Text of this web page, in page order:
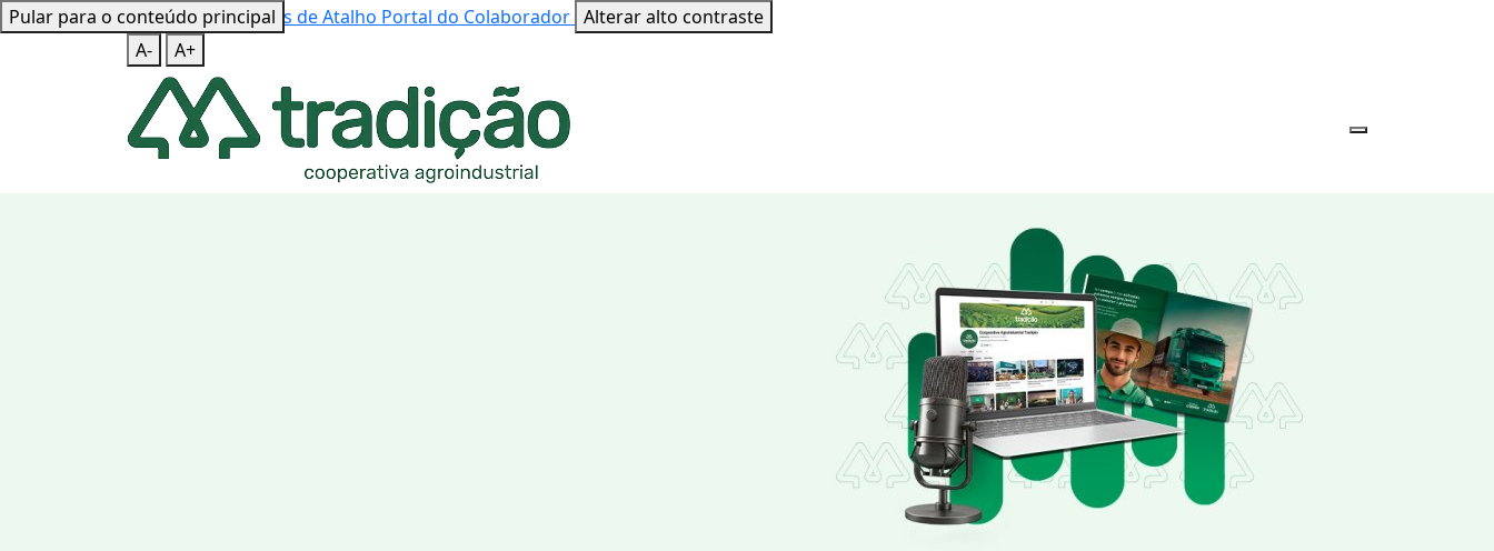
Pular para o conteúdo principal
Mapa do Site Teclas de Atalho Portal do Colaborador Alterar alto contraste
A-
A+